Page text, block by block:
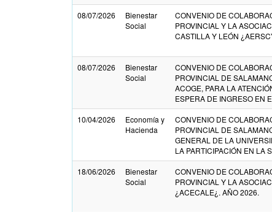
08/07/2026
Bienestar
Social
CONVENIO DE
PROVINCIAL Y LA
CASTILLA Y LEÓN
08/07/2026
Bienestar
Social
CONVENIO DE
PROVINCIAL DE
ACOGE, PARA LA
ESPERA DE INGRESO EN
10/04/2026
Economía y
Hacienda
CONVENIO DE
PROVINCIAL DE
GENERAL DE LA
LA PARTICIPACIÓN EN LA
18/06/2026
Bienestar
Social
CONVENIO DE
PROVINCIAL Y LA
¿ACECALE¿. AÑO 2026.